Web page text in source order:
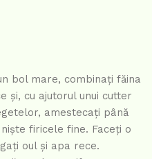
bol mare, combinați făina
și, cu ajutorul unui cutter
amestecați până
firicele fine. Faceți o
oul și apa rece.